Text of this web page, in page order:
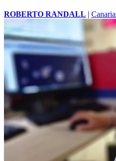
ROBERTO RANDALL |